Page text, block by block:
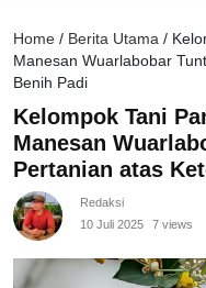
Home / Berita Utama /
Manesan Wuarlabobar
Benih Padi
Kelompok Tani
Manesan
Pertanian atas
Redaksi
10 Juli 2025
7 views